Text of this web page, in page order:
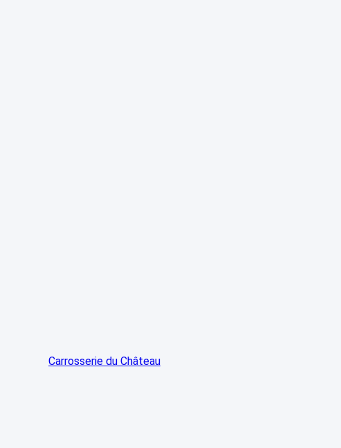
Carrosserie du Château